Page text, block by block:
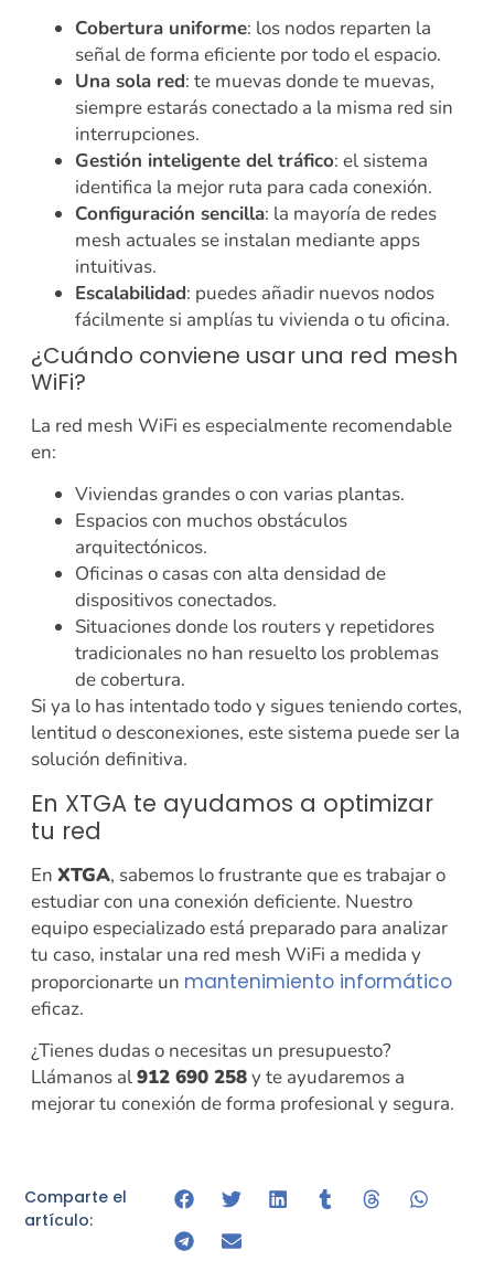
Cobertura uniforme: los nodos reparten la
señal de forma eficiente por todo el espacio.
Una sola red: te muevas donde te muevas,
siempre estarás conectado a la misma red sin
interrupciones.
Gestión inteligente del tráfico: el sistema
identifica la mejor ruta para cada conexión.
Configuración sencilla: la mayoría de redes
mesh actuales se instalan mediante apps
intuitivas.
Escalabilidad: puedes añadir nuevos nodos
fácilmente si amplías tu vivienda o tu oficina.
¿Cuándo conviene usar una red mesh
WiFi?
La red mesh WiFi es especialmente recomendable
en:
Viviendas grandes o con varias plantas.
Espacios con muchos obstáculos
arquitectónicos.
Oficinas o casas con alta densidad de
dispositivos conectados.
Situaciones donde los routers y repetidores
tradicionales no han resuelto los problemas
de cobertura.
Si ya lo has intentado todo y sigues teniendo cortes,
lentitud o desconexiones, este sistema puede ser la
solución definitiva.
En XTGA te ayudamos a optimizar
tu red
En XTGA, sabemos lo frustrante que es trabajar o
estudiar con una conexión deficiente. Nuestro
equipo especializado está preparado para analizar
tu caso, instalar una red mesh WiFi a medida y
proporcionarte un mantenimiento informático
eficaz.
¿Tienes dudas o necesitas un presupuesto?
Llámanos al912 690 258y te ayudaremos a
mejorar tu conexión de forma profesional y segura.
Comparte el
artículo: